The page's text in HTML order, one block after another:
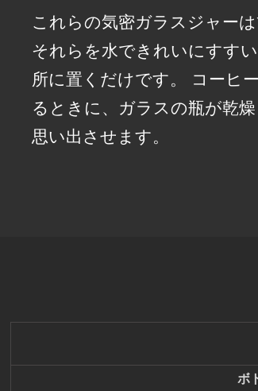
これらの気密ガラスジャー
それらを水できれいにすす
所に置くだけです。 コーヒ
るときに、ガラスの瓶が乾
思い出させます。
ボ